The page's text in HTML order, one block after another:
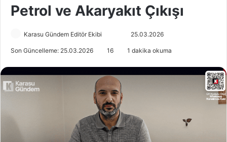
Petrol ve Akaryakıt Çıkışı
Karasu Gündem Editör Ekibi
w
o
n
X
-
p
o
s
t
25.03.2026
Son Güncelleme: 25.03.2026 16 1 dakika okuma